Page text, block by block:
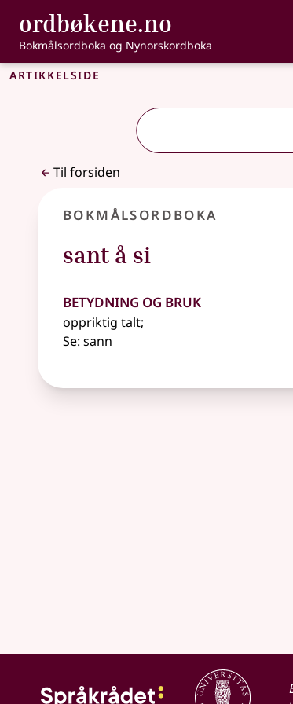
Gå til hovedinnhold
Tilgjengelighet
ordbøkene.no ,
Bokmålsordboka og Nynorskordboka
Artikkelside
Til forsiden
Bokmålsordboka
sant å si
Betydning og bruk
oppriktig talt;
Se: sann